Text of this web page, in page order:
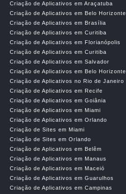
Criação de Aplicativos em Araçatuba
Criação de Aplicativos em Belo Horizonte
Criação de Aplicativos em Brasília
Criação de Aplicativos em Curitiba
Criação de Aplicativos em Florianópolis
Criação de Aplicativos em Curitiba
Criação de Aplicativos em Salvador
Criação de Aplicativos em Belo Horizonte
Criação de Aplicativos no Rio de Janeiro
Criação de Aplicativos em Recife
Criação de Aplicativos em Goiânia
Criação de Aplicativos em Miami
Criação de Aplicativos em Orlando
Criação de Sites em Miami
Criação de Sites em Orlando
Criação de Aplicativos em Belêm
Criação de Aplicativos em Manaus
Criação de Aplicativos em Maceió
Criação de Aplicativos em Guarulhos
Criação de Aplicativos em Campinas